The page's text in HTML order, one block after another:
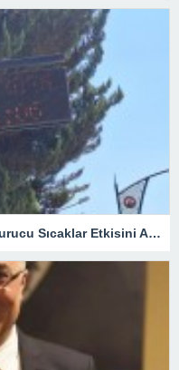
Babaeski 38 Dereceyi Gördü! Kavurucu Sıcaklar Etkisini Artırıyor